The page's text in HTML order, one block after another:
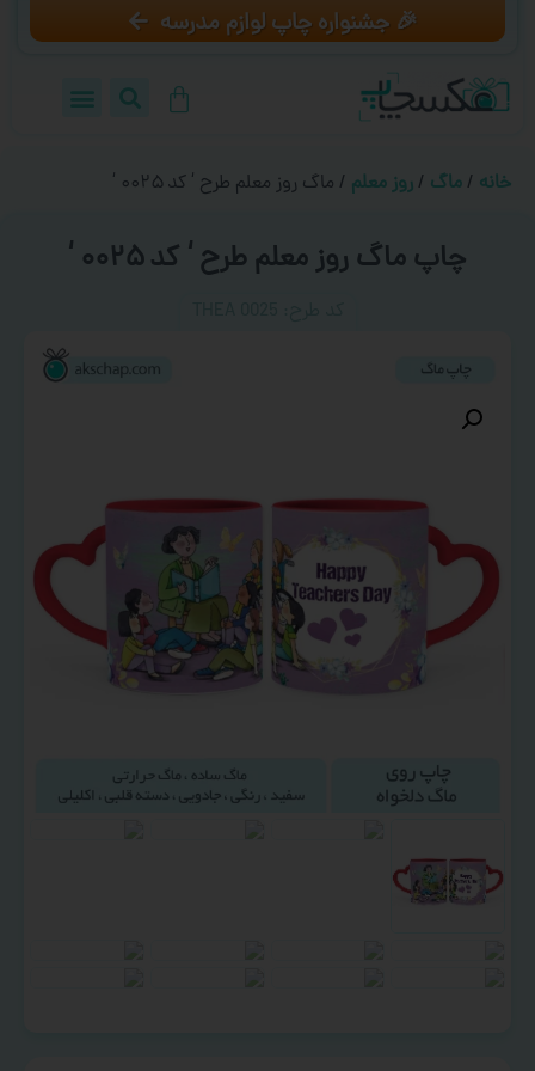
🎉 جشنواره چاپ لوازم مدرسه
خانه / ماگ / روز معلم / ماگ روز معلم طرح ‘ کد ۰۰۲۵ ‘
چاپ ماگ روز معلم طرح ‘ کد ۰۰۲۵ ‘